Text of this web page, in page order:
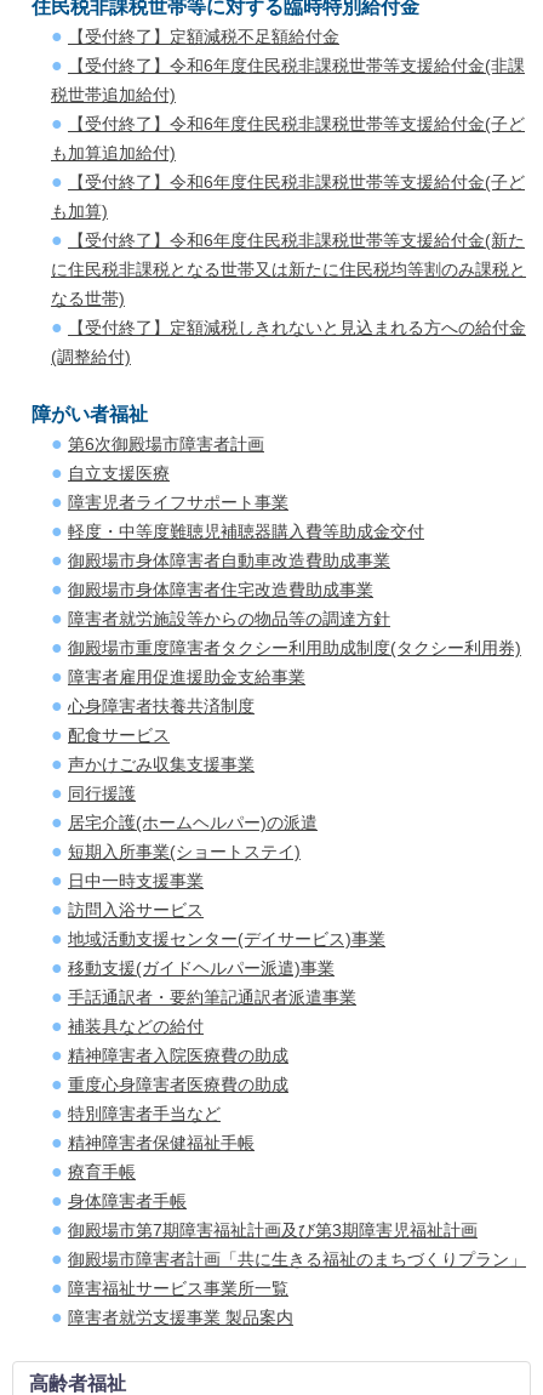
住民税非課税世帯等に対する臨時特別給付金
【受付終了】定額減税不足額給付金
【受付終了】令和6年度住民税非課税世帯等支援給付金(非課
税世帯追加給付)
【受付終了】令和6年度住民税非課税世帯等支援給付金(子ど
も加算追加給付)
【受付終了】令和6年度住民税非課税世帯等支援給付金(子ど
も加算)
【受付終了】令和6年度住民税非課税世帯等支援給付金(新た
に住民税非課税となる世帯又は新たに住民税均等割のみ課税と
なる世帯)
【受付終了】定額減税しきれないと見込まれる方への給付金
(調整給付)
障がい者福祉
第6次御殿場市障害者計画
自立支援医療
障害児者ライフサポート事業
軽度・中等度難聴児補聴器購入費等助成金交付
御殿場市身体障害者自動車改造費助成事業
御殿場市身体障害者住宅改造費助成事業
障害者就労施設等からの物品等の調達方針
御殿場市重度障害者タクシー利用助成制度(タクシー利用券)
障害者雇用促進援助金支給事業
心身障害者扶養共済制度
配食サービス
声かけごみ収集支援事業
同行援護
居宅介護(ホームヘルパー)の派遣
短期入所事業(ショートステイ)
日中一時支援事業
訪問入浴サービス
地域活動支援センター(デイサービス)事業
移動支援(ガイドヘルパー派遣)事業
手話通訳者・要約筆記通訳者派遣事業
補装具などの給付
精神障害者入院医療費の助成
重度心身障害者医療費の助成
特別障害者手当など
精神障害者保健福祉手帳
療育手帳
身体障害者手帳
御殿場市第7期障害福祉計画及び第3期障害児福祉計画
御殿場市障害者計画「共に生きる福祉のまちづくりプラン」
障害福祉サービス事業所一覧
障害者就労支援事業 製品案内
高齢者福祉